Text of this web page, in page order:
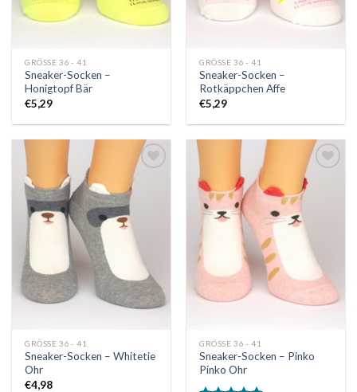
GRÖSSE 36 - 41
Sneaker-Socken –
Honigtopf Bär
€5,29
GRÖSSE 36 - 41
Sneaker-Socken –
Rotkäppchen Affe
€5,29
die
Wunschliste
GRÖSSE 36 - 41
Sneaker-Socken – Whitetie
Ohr
€4,98
Wunschliste
GRÖSSE 36 - 41
Sneaker-Socken – Pinko
Pinko Ohr